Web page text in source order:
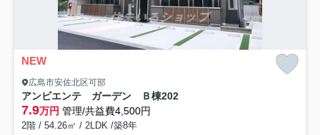
NEW
広島市安佐北区可部
アンビエンテ ガーデン Ｂ棟202
7.9万円 管理/共益費4,500円
2階 / 54.26㎡ / 2LDK /築8年